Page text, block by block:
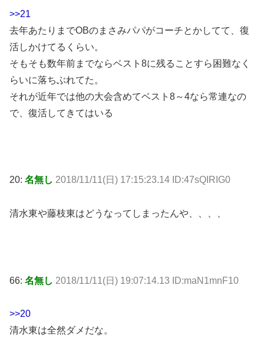
>>21
去年あたりまでOBのまさみパパがコーチとかしてて、復
活しかけてるくらい。
そもそも数年前までならベスト8に残ることすら困難なく
らいに落ちぶれてた。
それが近年では他の大会含めてベスト8～4なら常連なの
で、復活してきてはいる
20: 名無し 2018/11/11(日) 17:15:23.14 ID:47sQIRIG0
清水東や藤枝東はどうなってしまったんや、、、、
66: 名無し 2018/11/11(日) 19:07:14.13 ID:maN1mnF10
>>20
清水東は全然ダメだな。